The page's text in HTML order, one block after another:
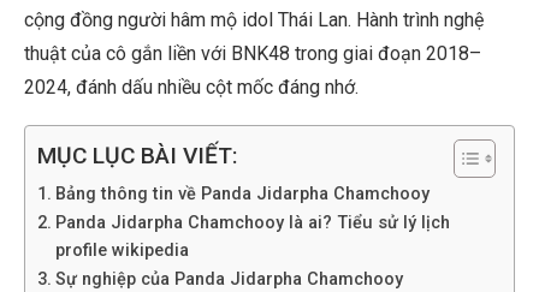
cộng đồng người hâm mộ idol Thái Lan. Hành trình nghệ
thuật của cô gắn liền với BNK48 trong giai đoạn 2018–
2024, đánh dấu nhiều cột mốc đáng nhớ.
MỤC LỤC BÀI VIẾT:
Bảng thông tin về Panda Jidarpha Chamchooy
Panda Jidarpha Chamchooy là ai? Tiểu sử lý lịch
profile wikipedia
Sự nghiệp của Panda Jidarpha Chamchooy